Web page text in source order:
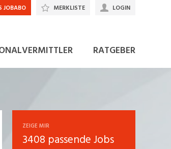
RATGEBER
JOBABO MERKLISTE LOGIN
ZEIGE MIR
3408 passende Jobs
JETZT BEWERBEN